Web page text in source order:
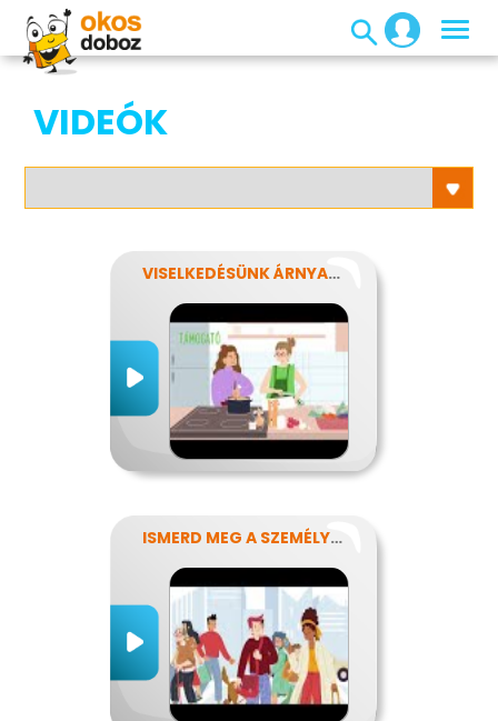
VIDEÓK
VISELKEDÉSÜNK ÁRNYALATAI
ISMERD MEG A SZEMÉLYISÉGED!